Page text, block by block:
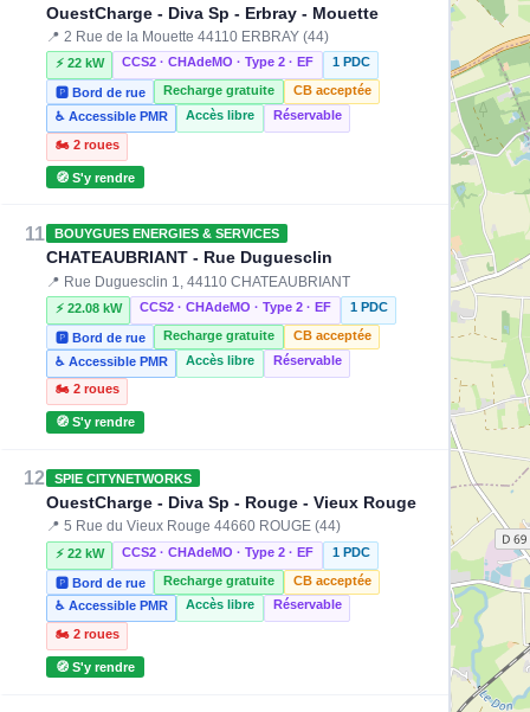
OuestCharge - Diva Sp - Erbray - Mouette
📍 2 Rue de la Mouette 44110 ERBRAY (44)
⚡ 22 kW CCS2 · CHAdeMO · Type 2 · EF 1 PDC
🅿️ Bord de rue Recharge gratuite
CB acceptée
♿ Accessible PMR
Accès libre Réservable
🏍️ 2 roues
🧭 S'y rendre
11 BOUYGUES ENERGIES & SERVICES
CHATEAUBRIANT - Rue Duguesclin
📍 Rue Duguesclin 1, 44110 CHATEAUBRIANT
⚡ 22.08 kW CCS2 · CHAdeMO · Type 2 · EF 1 PDC
🅿️ Bord de rue Recharge gratuite
CB acceptée
♿ Accessible PMR
Accès libre Réservable
🏍️ 2 roues
🧭 S'y rendre
12 SPIE CITYNETWORKS
OuestCharge - Diva Sp - Rouge - Vieux Rouge
📍 5 Rue du Vieux Rouge 44660 ROUGE (44)
⚡ 22 kW CCS2 · CHAdeMO · Type 2 · EF 1 PDC
🅿️ Bord de rue Recharge gratuite
CB acceptée
♿ Accessible PMR
Accès libre Réservable
🏍️ 2 roues
🧭 S'y rendre